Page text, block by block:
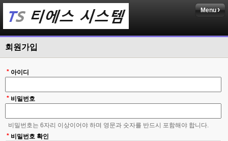
Menu
회원가입
아이디
*
비밀번호
*
비밀번호는 6자리 이상이어야 하며 영문과 숫자를 반드시 포함해야 합니다.
비밀번호 확인
*